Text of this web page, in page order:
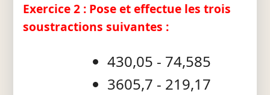
Exercice 2 : Pose et effectue les trois
soustractions suivantes :
430,05 - 74,585
3605,7 - 219,17